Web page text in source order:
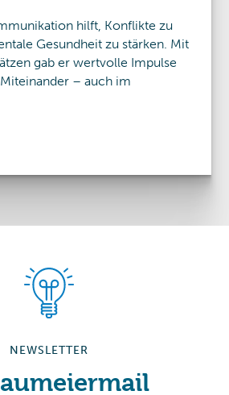
hilft, Konflikte zu
Gesundheit zu stärken. Mit
gab er wertvolle Impulse
– auch im
NEWSLETTER